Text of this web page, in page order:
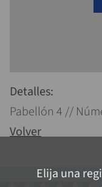
Elija una
Detalles:
Pabellón 4 //
Volver